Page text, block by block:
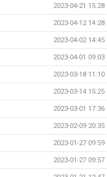
2023-04-21 15:28
2023-04-12 14:28
2023-04-02 14:45
2023-04-01 09:03
2023-03-18 11:10
2023-03-14 15:25
2023-03-01 17:36
2023-02-09 20:35
2023-01-27 09:59
2023-01-27 09:57